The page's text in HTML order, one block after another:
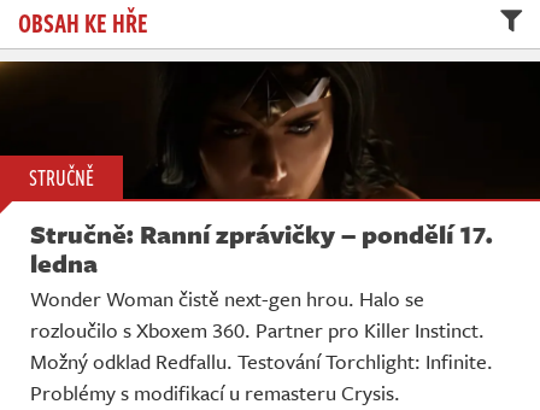
OBSAH KE HŘE
STRUČNĚ
Stručně: Ranní zprávičky – pondělí 17.
ledna
Wonder Woman čistě next-gen hrou. Halo se
rozloučilo s Xboxem 360. Partner pro Killer Instinct.
Možný odklad Redfallu. Testování Torchlight: Infinite.
Problémy s modifikací u remasteru Crysis.